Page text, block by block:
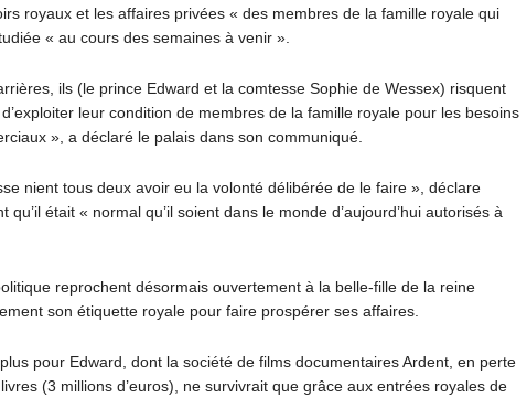
royaux et les affaires privées « des membres de la famille royale qui
« au cours des semaines à venir ».
ils (le prince Edward et la comtesse Sophie de Wessex) risquent
leur condition de membres de la famille royale pour les besoins
», a déclaré le palais dans son communiqué.
nient tous deux avoir eu la volonté délibérée de le faire », déclare
qu’il était « normal qu’il soient dans le monde d’aujourd’hui autorisés à
reprochent désormais ouvertement à la belle-fille de la reine
son étiquette royale pour faire prospérer ses affaires.
pour Edward, dont la société de films documentaires Ardent, en perte
(3 millions d’euros), ne survivrait que grâce aux entrées royales de